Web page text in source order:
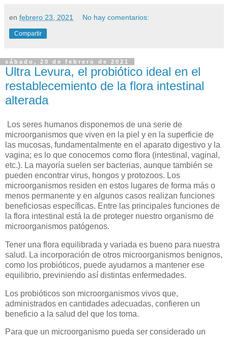
en febrero 23, 2021 No hay comentarios:
Compartir
sábado, 20 de febrero de 2021
Ultra Levura, el probiótico ideal en el
restablecemiento de la flora intestinal
alterada
Los seres humanos disponemos de una serie de
microorganismos que viven en la piel y en la superficie de
las mucosas, fundamentalmente en el aparato digestivo y la
vagina; es lo que conocemos como flora (intestinal, vaginal,
etc.). La mayoría suelen ser bacterias, aunque también se
pueden encontrar virus, hongos y protozoos. Los
microorganismos residen en estos lugares de forma más o
menos permanente y en algunos casos realizan funciones
beneficiosas específicas. Entre las principales funciones de
la flora intestinal está la de proteger nuestro organismo de
microorganismos patógenos.
Tener una flora equilibrada y variada es bueno para nuestra
salud. La incorporación de otros microorganismos benignos,
como los probióticos, puede ayudarnos a mantener ese
equilibrio, previniendo así distintas enfermedades.
Los probióticos son microorganismos vivos que,
administrados en cantidades adecuadas, confieren un
beneficio a la salud del que los toma.
Para que un microorganismo pueda ser considerado un